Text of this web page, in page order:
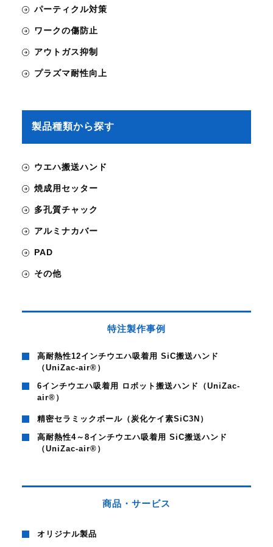
パーティクル対策
ワークの傷防止
アウトガス抑制
プラズマ耐性向上
製品種類から探す
ウエハ搬送ハンド
焼成用セッター
多孔質チャック
アルミナカバー
PAD
その他
特注製作事例
高耐熱性12インチウエハ吸着用 SiC搬送ハンド
（UniZac-air®）
6インチウエハ吸着用 ロボット搬送ハンド（UniZac-
air®）
精密セラミックボール（炭化ケイ素SiC3N）
高耐熱性4～8インチウエハ吸着用 SiC搬送ハンド
（UniZac-air®）
商品・サービス
オリジナル製品